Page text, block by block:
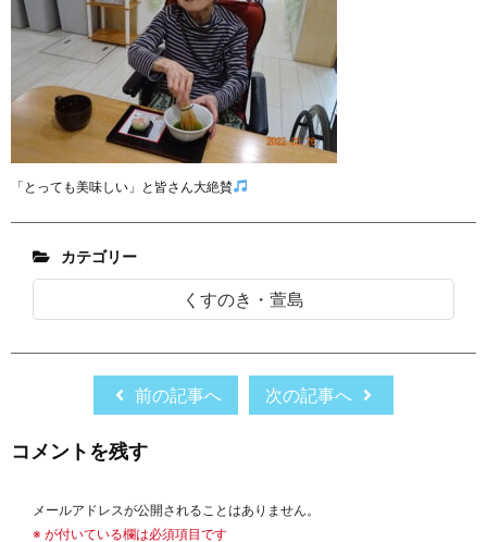
「とっても美味しい」と皆さん大絶賛
カテゴリー
くすのき・萱島
前の記事へ 次の記事へ
コメントを残す
メールアドレスが公開されることはありません。
※ が付いている欄は必須項目です